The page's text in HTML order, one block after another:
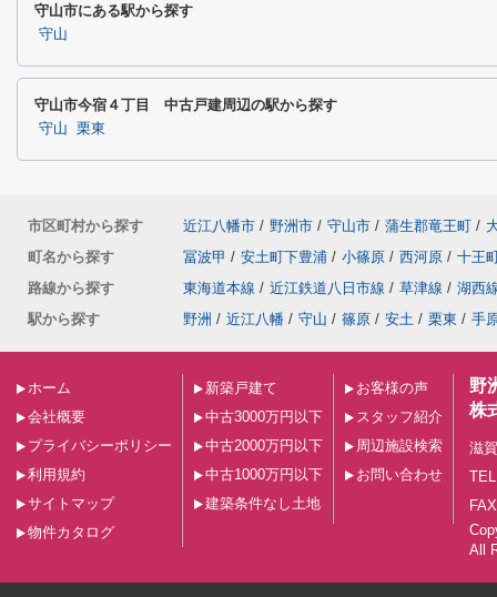
守山市にある駅から探す
守山
守山市今宿４丁目 中古戸建周辺の駅から探す
守山 栗東
市区町村から探す 近江八幡市 / 野洲市 / 守山市 / 蒲生郡竜王町 /
町名から探す
冨波甲 / 安土町下豊浦 / 小篠原 / 西河原 / 十王
路線から探す
東海道本線 / 近江鉄道八日市線 / 草津線 / 湖西
駅から探す
野洲 / 近江八幡 / 守山 / 篠原 / 安土 / 栗東 / 手
ホーム
会社概要
プライバシーポリシー
利用規約
サイトマップ
物件カタログ
新築戸建て
中古3000万円以下
中古2000万円以下
中古1000万円以下
建築条件なし土地
お客様の声
スタッフ紹介
周辺施設検索
お問い合わせ
野
株
滋
All